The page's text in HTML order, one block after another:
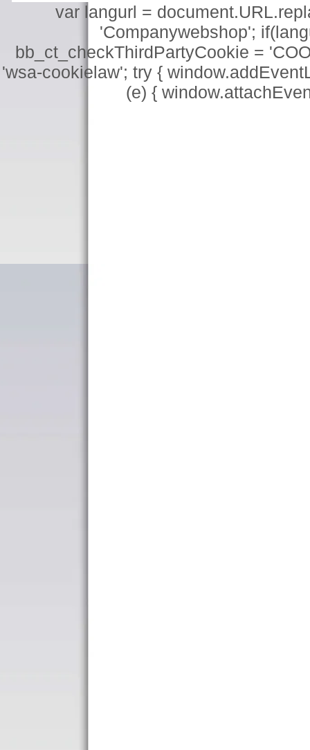
var langurl =
'Companywebshop';
bb_ct_checkThirdPartyCookie =
'wsa-cookielaw'; try {
(e) {